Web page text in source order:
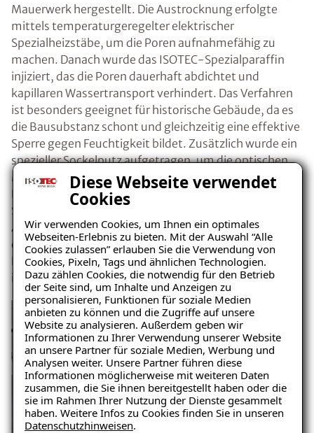
Diese Webseite verwendet
Cookies
Wir verwenden Cookies, um Ihnen ein optimales
Webseiten-Erlebnis zu bieten. Mit der Auswahl “Alle
Cookies zulassen” erlauben Sie die Verwendung von
Cookies, Pixeln, Tags und ähnlichen Technologien.
Dazu zählen Cookies, die notwendig für den Betrieb
der Seite sind, um Inhalte und Anzeigen zu
personalisieren, Funktionen für soziale Medien
anbieten zu können und die Zugriffe auf unsere
Website zu analysieren. Außerdem geben wir
Informationen zu Ihrer Verwendung unserer Website
an unsere Partner für soziale Medien, Werbung und
Analysen weiter. Unsere Partner führen diese
Informationen möglicherweise mit weiteren Daten
zusammen, die Sie ihnen bereitgestellt haben oder die
sie im Rahmen Ihrer Nutzung der Dienste gesammelt
haben. Weitere Infos zu Cookies finden Sie in unseren
Datenschutzhinweisen.
Mauerwerk hergestellt. Die Austrocknung erfolgte
mittels temperaturgeregelter elektrischer
Spezialheizstäbe, um die Poren aufnahmefähig zu
machen. Danach wurde das ISOTEC-Spezialparaffin
injiziert, das die Poren dauerhaft abdichtet und
kapillaren Wassertransport verhindert. Das Verfahren
ist besonders geeignet für historische Gebäude, da es
die Bausubstanz schont und gleichzeitig eine effektive
Sperre gegen Feuchtigkeit bildet. Zusätzlich wurde ein
spezieller Sockelputz aufgetragen, um die optischen
Mängel zu beheben und die Wände weiter zu schützen.
Der ISOTEC-Sanierputz nahm dabei bauschädliche
Salze auf und sorgte für eine sofortige optische
Aufwertung der betroffenen Wände. Die Kombination
dieser Maßnahmen gewährleistete eine langfristige
Lösung für die Feuchtigkeitsprobleme des Bauernhofs
in Neuburg.
Ratgeber „Sofort-Tipps gegen
Feuchtigkeit“
– jetzt kostenlos
herunterladen!